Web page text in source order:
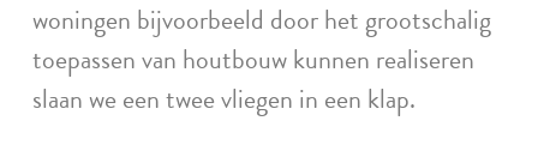
woningen bijvoorbeeld door het grootschalig
toepassen van houtbouw kunnen realiseren
slaan we een twee vliegen in een klap.